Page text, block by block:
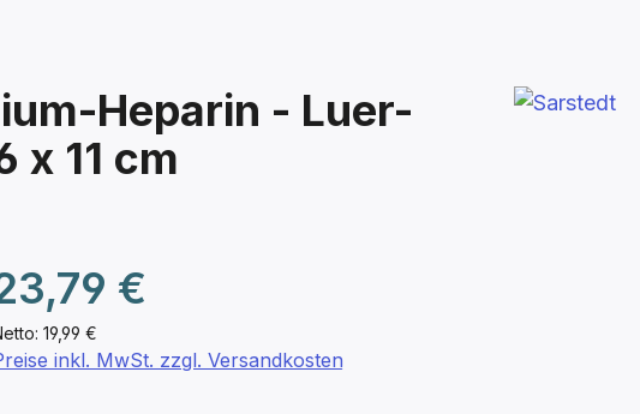
Heparin - Luer-
x 11 cm
19,99 €
Preis:
€
inkl. MwSt. zzgl. Versandkosten